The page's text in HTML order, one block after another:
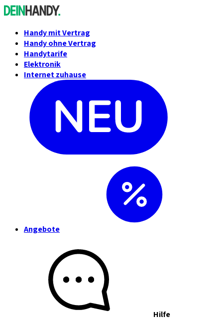
Handy mit Vertrag
Handy ohne Vertrag
Handytarife
Elektronik
Internet zuhause
Angebote
Hilfe